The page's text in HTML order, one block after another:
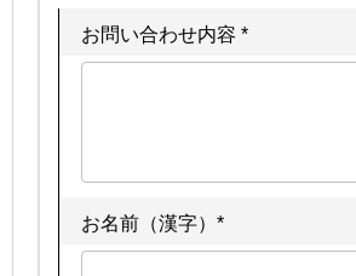
お問い合わせ内容 *
お名前（漢字）*